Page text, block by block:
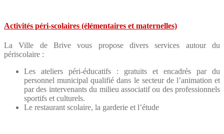
Activités péri-scolaires (élémentaires et maternelles)
La Ville de Brive vous propose divers services autour du
périscolaire :
Les ateliers péri-éducatifs : gratuits et encadrés par du
personnel municipal qualifié dans le secteur de l’animation et
par des intervenants du milieu associatif ou des professionnels
sportifs et culturels.
Le restaurant scolaire, la garderie et l’étude